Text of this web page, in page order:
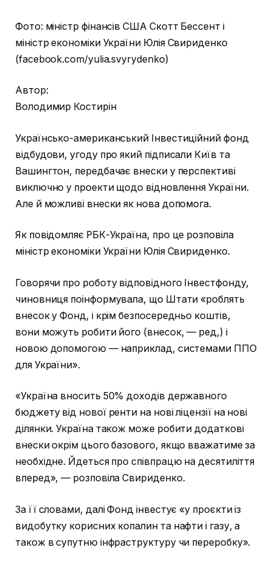
Фото: міністр фінансів США Скотт Бессент і
міністр економіки України Юлія Свириденко
(facebook.com/yulia.svyrydenko)
Автор:
Володимир Костирін
Українсько-американський Інвестиційний фонд
відбудови, угоду про який підписали Київ та
Вашингтон, передбачає внески у перспективі
виключно у проекти щодо відновлення України.
Але й можливі внески як нова допомога.
Як повідомляє РБК-Україна, про це розповіла
міністр економіки України Юлія Свириденко.
Говорячи про роботу відповідного Інвестфонду,
чиновниця поінформувала, що Штати «роблять
внесок у Фонд, і крім безпосередньо коштів,
вони можуть робити його (внесок, — ред,) і
новою допомогою — наприклад, системами ППО
для України».
«Україна вносить 50% доходів державного
бюджету від нової ренти на нові ліцензії на нові
ділянки. Україна також може робити додаткові
внески окрім цього базового, якщо вважатиме за
необхідне. Йдеться про співпрацю на десятиліття
вперед», — розповіла Свириденко.
За її словами, далі Фонд інвестує «у проєкти із
видобутку корисних копалин та нафти і газу, а
також в супутню інфраструктуру чи переробку».